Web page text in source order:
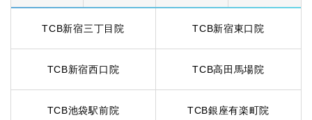
TCB新宿三丁目院 TCB新宿東口院
TCB新宿西口院 TCB高田馬場院
TCB池袋駅前院 TCB銀座有楽町院